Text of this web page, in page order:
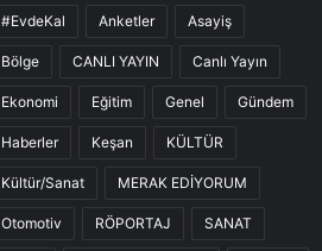
#EvdeKal Anketler Asayiş
Bölge CANLI YAYIN Canlı Yayın
Ekonomi Eğitim Genel Gündem
Haberler Keşan KÜLTÜR
Kültür/Sanat MERAK EDİYORUM
Otomotiv RÖPORTAJ SANAT